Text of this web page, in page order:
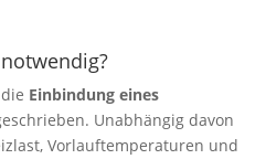
Einbindung eines
Unabhängig davon
Vorlauftemperaturen und